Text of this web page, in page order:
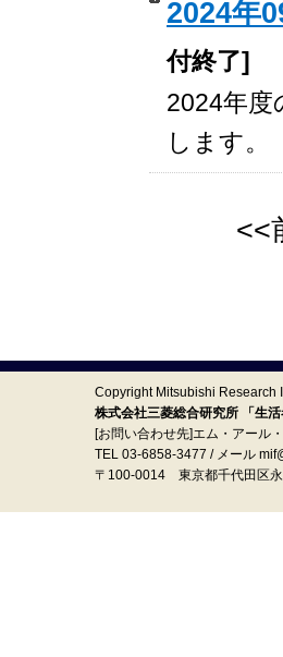
2024年
付終了]
2024年度
します。
<<
Copyright Mitsubishi Research
株式会社三菱総合研究所 「生
[お問い合わせ先]エム・アール
TEL 03-6858-3477 / メール
〒100‐0014 東京都千代田区